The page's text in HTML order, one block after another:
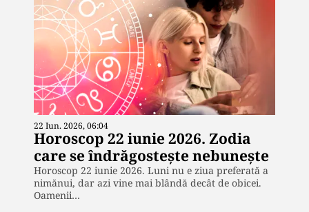
22 Iun. 2026, 06:04
Horoscop 22 iunie 2026. Zodia
care se îndrăgostește nebunește
Horoscop 22 iunie 2026. Luni nu e ziua preferată a
nimănui, dar azi vine mai blândă decât de obicei.
Oamenii…